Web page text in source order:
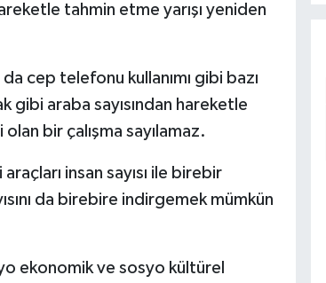
tahmin etme yarışı yeniden
cep telefonu kullanımı gibi bazı
araba sayısından hareketle
bir çalışma sayılamaz.
insan sayısı ile birebir
da birebire indirgemek mümkün
ekonomik ve sosyo kültürel